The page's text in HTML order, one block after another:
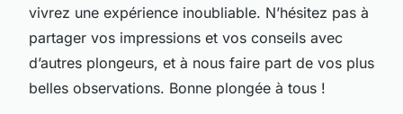
vivrez une expérience inoubliable. N’hésitez pas à
partager vos impressions et vos conseils avec
d’autres plongeurs, et à nous faire part de vos plus
belles observations. Bonne plongée à tous !